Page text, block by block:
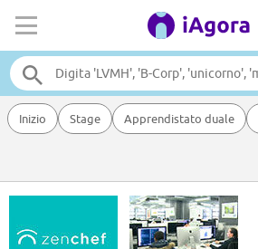
Inizio Stage Apprendistato duale